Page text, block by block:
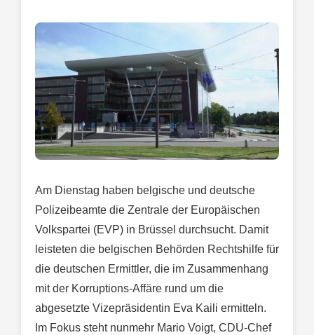
Am Dienstag haben belgische und deutsche
Polizeibeamte die Zentrale der Europäischen
Volkspartei (EVP) in Brüssel durchsucht. Damit
leisteten die belgischen Behörden Rechtshilfe für
die deutschen Ermittler, die im Zusammenhang
mit der Korruptions-Affäre rund um die
abgesetzte Vizepräsidentin Eva Kaili ermitteln.
Im Fokus steht nunmehr Mario Voigt, CDU-Chef